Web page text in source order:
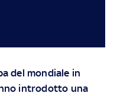
del mondiale in
introdotto una